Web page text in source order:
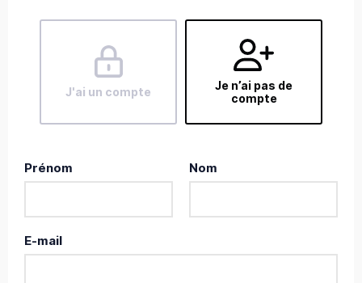
J'ai un compte
Je n’ai pas de
compte
Prénom Nom
E-mail